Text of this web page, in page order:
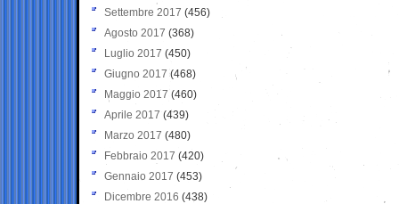
Settembre 2017 (456)
Agosto 2017 (368)
Luglio 2017 (450)
Giugno 2017 (468)
Maggio 2017 (460)
Aprile 2017 (439)
Marzo 2017 (480)
Febbraio 2017 (420)
Gennaio 2017 (453)
Dicembre 2016 (438)